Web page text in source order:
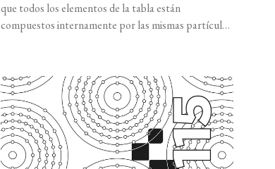
que todos los elementos de la tabla están
compuestos internamente por las mismas partículas:
diferencia entre los distintos elementos, además de
las que se observan macroscópicamente, es la
cantidad de protones que [...]